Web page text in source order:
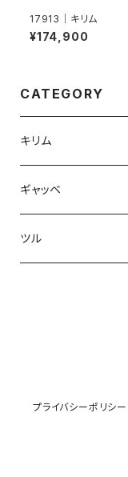
17913｜キリム
¥174,900
CATEGORY
キリム
ドホク
ギャッベ
ツル
プライバシーポリシー